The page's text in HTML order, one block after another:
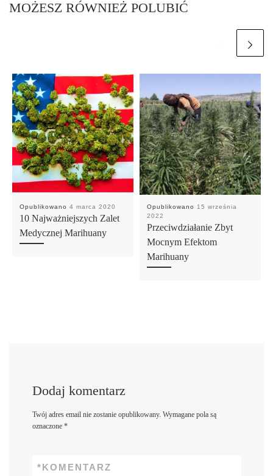
MOŻESZ RÓWNIEŻ POLUBIĆ
Opublikowano 4 marca 2020
10 Najważniejszych Zalet
Medycznej Marihuany
Opublikowano
15 września
2022
Przeciwdziałanie Zbyt
Mocnym Efektom
Marihuany
Dodaj komentarz
Twój adres email nie zostanie opublikowany. Wymagane pola są
oznaczone *
KOMENTARZ
*